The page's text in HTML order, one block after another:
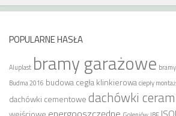
POPULARNE HASŁA
Aluplast bramy garażowe
Budma 2016 budowa cegła klinkierowaciepły montaż
dachówki cementowe dachówki